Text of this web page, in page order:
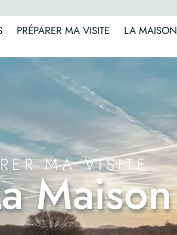
PRÉPARER MA VISITE LA
MA VISITE